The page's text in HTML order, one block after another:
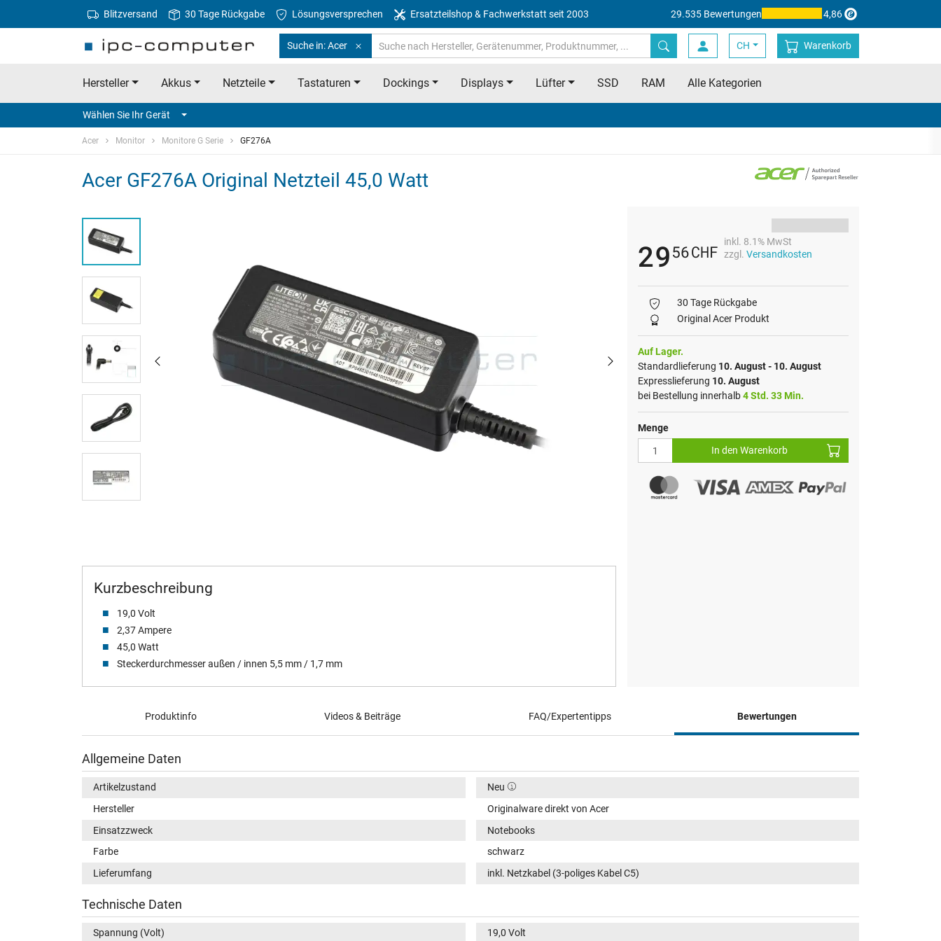
Blitzversand 30 Tage Rückgabe Lösungsversprechen Ersatzteilshop & Fachwerkstatt seit 2003 29.535 Bewertungen 4,86
Suche in: Acer CH Warenkorb
Hersteller Akkus Netzteile Tastaturen Dockings Displays Lüfter SSD RAM Alle Kategorien
Wählen Sie Ihr Gerät
Acer Monitor Monitore G Serie GF276A
Acer GF276A Original Netzteil 45,0 Watt
Kurzbeschreibung
19,0 Volt
2,37 Ampere
45,0 Watt
Steckerdurchmesser außen / innen 5,5 mm / 1,7 mm
2956CHF
inkl. 8.1% MwSt
zzgl. Versandkosten
30 Tage Rückgabe
Original Acer Produkt
Auf Lager.
Standardlieferung 10. August - 10. August
Expresslieferung 10. August
bei Bestellung innerhalb4 Std. 33 Min.
Menge
In den Warenkorb
Produktinfo Videos & Beiträge FAQ/Expertentipps Bewertungen
Allgemeine Daten
Artikelzustand
Neu
Hersteller
Originalware direkt von Acer
Einsatzzweck
Notebooks
Farbe
schwarz
Lieferumfang
inkl. Netzkabel (3-poliges Kabel C5)
Technische Daten
Spannung (Volt)
19,0 Volt